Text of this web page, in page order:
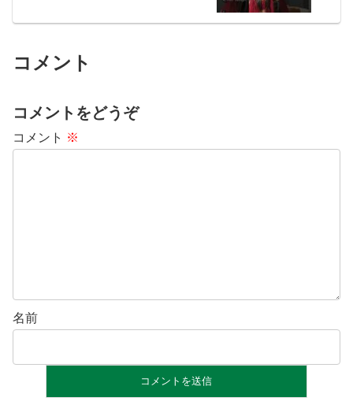
コメント
コメントをどうぞ
コメント ※
名前